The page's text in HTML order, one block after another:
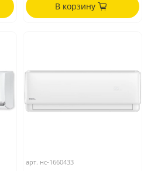
В корзину
арт. нс-1660433